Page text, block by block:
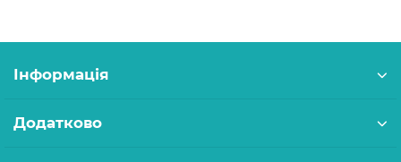
Інформація
Додатково